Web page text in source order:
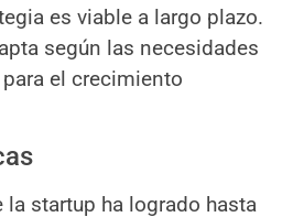
es viable a largo plazo.
según las necesidades
el crecimiento
la startup ha logrado hasta